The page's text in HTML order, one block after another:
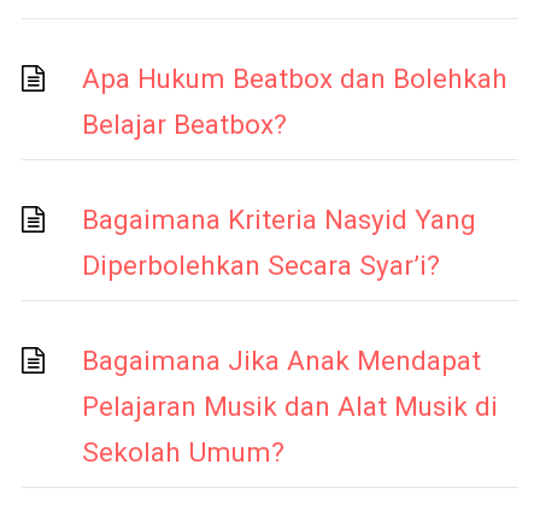
Apa Hukum Beatbox dan Bolehkah
Belajar Beatbox?
Bagaimana Kriteria Nasyid Yang
Diperbolehkan Secara Syar’i?
Bagaimana Jika Anak Mendapat
Pelajaran Musik dan Alat Musik di
Sekolah Umum?